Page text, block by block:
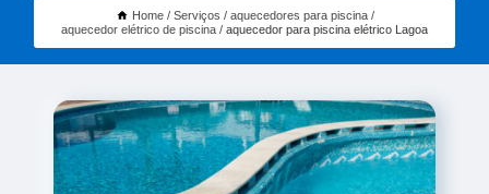
Home Serviços
aquecedores para piscina
aquecedor elétrico de piscina
aquecedor para piscina elétrico Lagoa